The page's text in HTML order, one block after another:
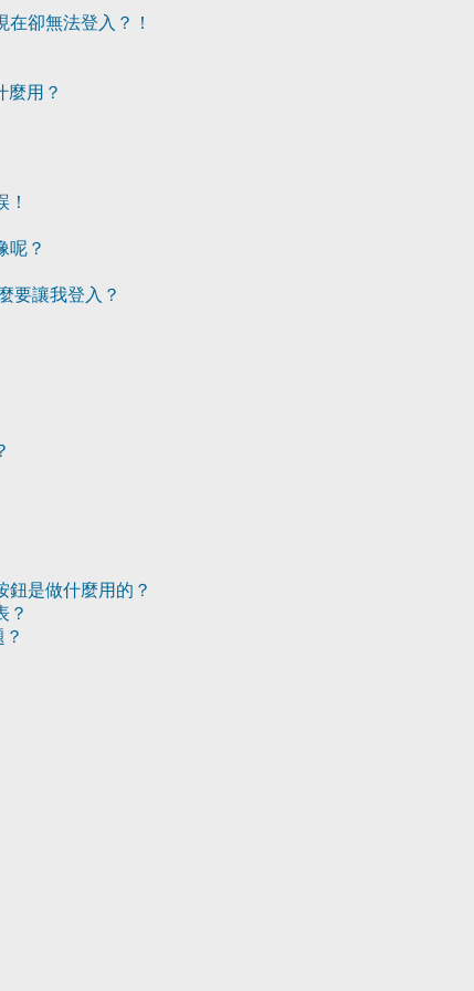
卻無法登入？！
麼用？
呢？
要讓我登入？
鈕是做什麼用的？
？